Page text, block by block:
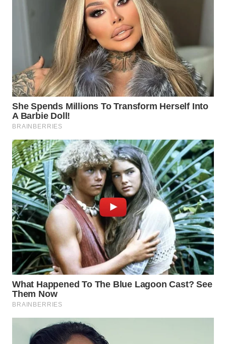
WN
SEMARANG
WN
SOLO
WN
BOROBUDUR
WN
MADURA
WN
SURABAYA
WN
NATUNA
WN
BINTAN
WN
MANDALIKA